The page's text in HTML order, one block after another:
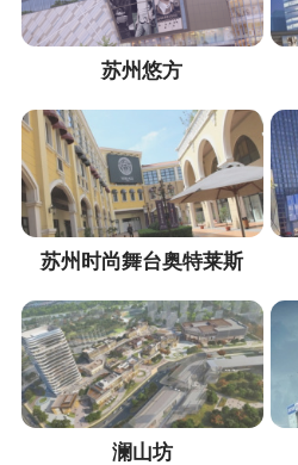
苏州悠方
苏州时尚舞台奥特莱斯
澜山坊